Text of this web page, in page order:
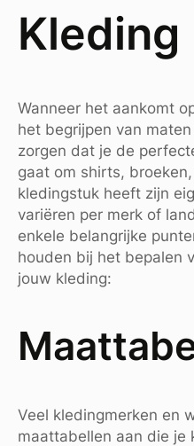
Kleding
Wanneer het aankomt
het begrijpen van
zorgen dat je de
gaat om shirts,
kledingstuk heeft zijn
variëren per merk of
enkele belangrijke
houden bij het bepalen
jouw kleding:
Veel kledingmerken en
maattabellen aan die je